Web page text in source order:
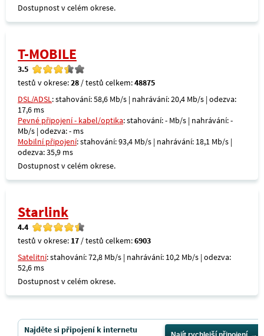
Dostupnost v celém okrese.
T-MOBILE
3.5
testů v okrese:28 / testů celkem:48875
DSL/ADSL: stahování: 58,6 Mb/s | nahrávání: 20,4 Mb/s | odezva:
17,6 ms
Pevné připojení - kabel/optika: stahování: - Mb/s | nahrávání: -
Mb/s | odezva: - ms
Mobilní připojení: stahování: 93,4 Mb/s | nahrávání: 18,1 Mb/s |
odezva: 35,9 ms
Dostupnost v celém okrese.
Starlink
4.4
testů v okrese: 17 / testů celkem:6903
Satelitní: stahování: 72,8 Mb/s | nahrávání: 10,2 Mb/s | odezva:
52,6 ms
Dostupnost v celém okrese.
Najděte si připojení k internetu